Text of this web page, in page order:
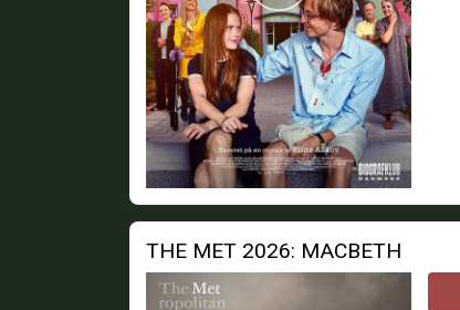
THE MET 2026: MACBETH